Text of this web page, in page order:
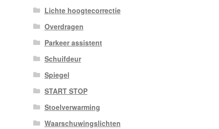
Lichte hoogtecorrectie
Overdragen
Parkeer assistent
Schuifdeur
Spiegel
START STOP
Stoelverwarming
Waarschuwingslichten